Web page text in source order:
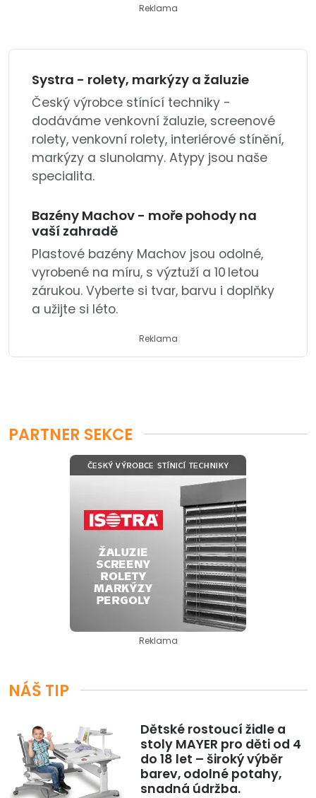
Reklama
Systra - rolety, markýzy a žaluzie
Český výrobce stínící techniky -
dodáváme venkovní žaluzie, screenové
rolety, venkovní rolety, interiérové stínění,
markýzy a slunolamy. Atypy jsou naše
specialita.
Bazény Machov - moře pohody na
vaší zahradě
Plastové bazény Machov jsou odolné,
vyrobené na míru, s výztuží a 10 letou
zárukou. Vyberte si tvar, barvu i doplňky
a užijte si léto.
Reklama
PARTNER SEKCE
Reklama
NÁŠ TIP
Dětské rostoucí židle a
stoly MAYER pro děti od 4
do 18 let – široký výběr
barev, odolné potahy,
snadná údržba.